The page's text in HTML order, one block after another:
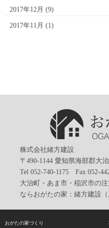
2017年12月 (9)
2017年11月 (1)
株式会社緒方建設
〒490-1144 愛知県海部郡大
Tel 052-740-1175 Fax 052-
大治町・あま市・稲沢市の
ならおがたの家：緒方建設（
おがたの家づくり